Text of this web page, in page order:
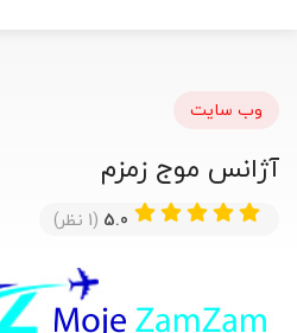
وب سایت
آژانس موج زمزم
5.0 (1 نظر)